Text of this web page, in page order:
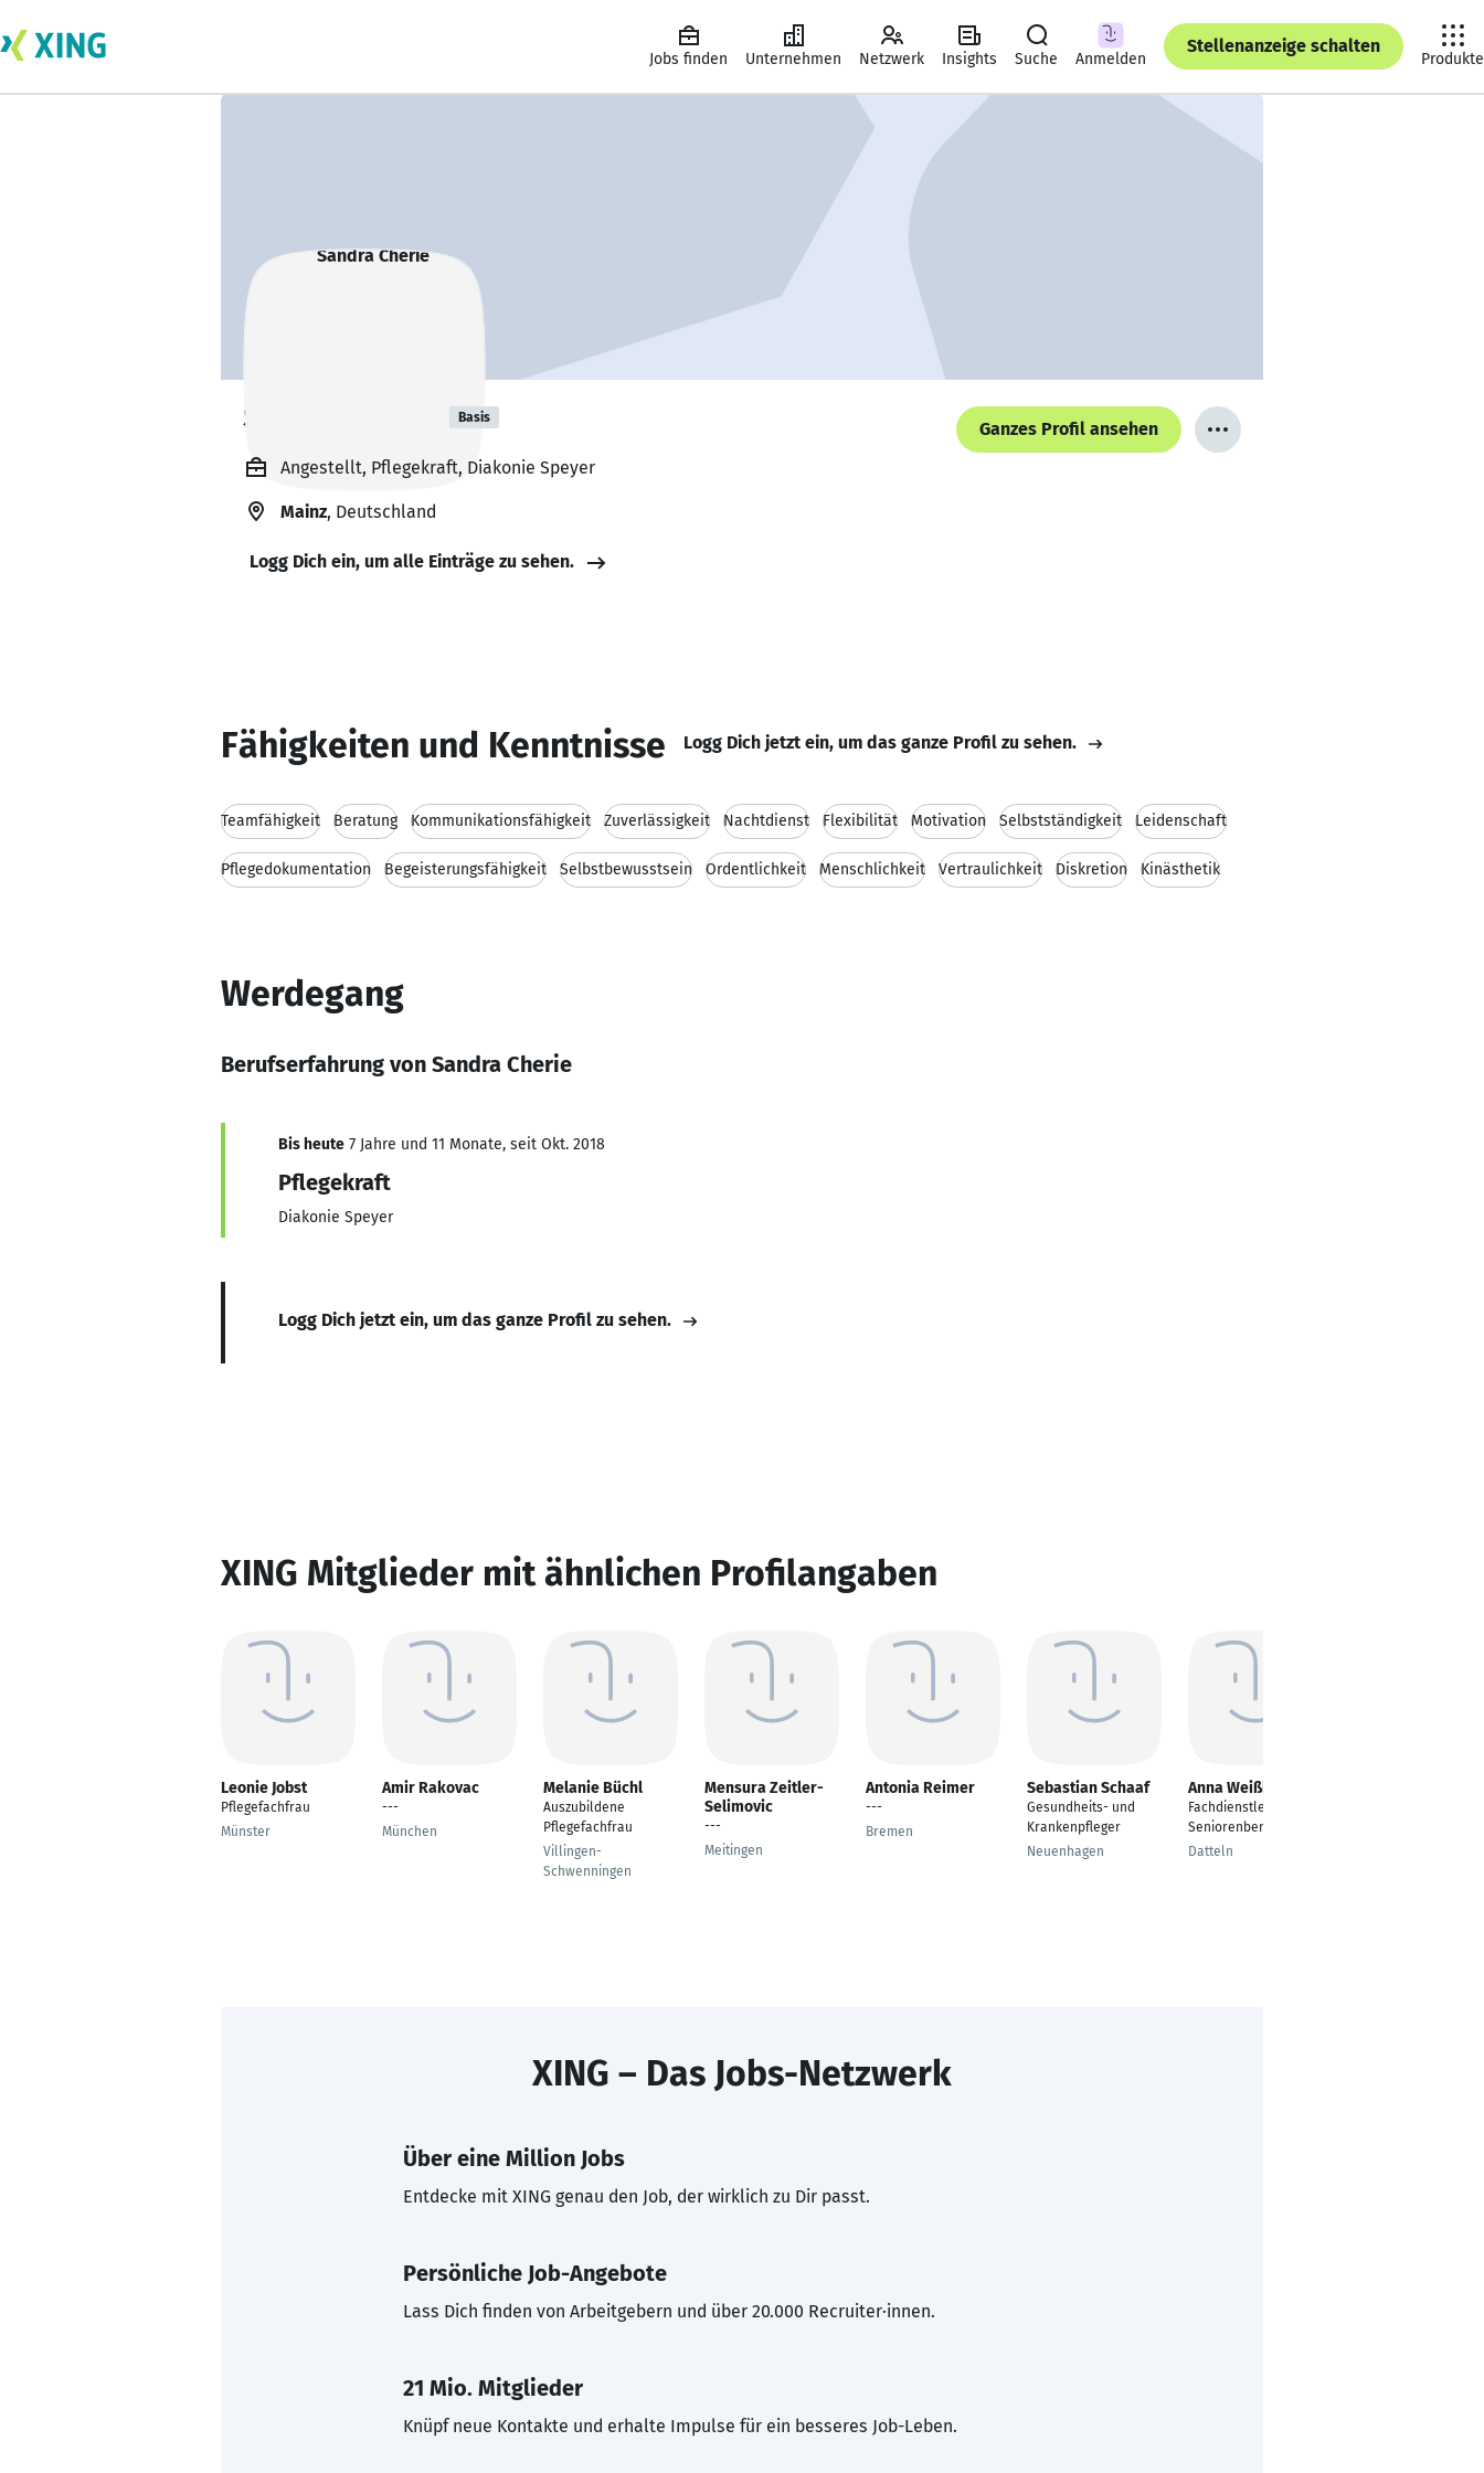
Jobs finden Unternehmen Netzwerk Insights Suche Anmelden
Stellenanzeige schalten
Produkte
Sandra Cherie Basis
Ganzes Profil ansehen
Angestellt, Pflegekraft, Diakonie Speyer
Mainz, Deutschland
Logg Dich ein, um alle Einträge zu sehen.
Fähigkeiten und Kenntnisse Logg Dich jetzt ein, um das ganze Profil zu sehen.
Teamfähigkeit Beratung Kommunikationsfähigkeit Zuverlässigkeit Nachtdienst Flexibilität Motivation Selbstständigkeit Leidenschaft
Pflegedokumentation Begeisterungsfähigkeit Selbstbewusstsein Ordentlichkeit Menschlichkeit Vertraulichkeit Diskretion Kinästhetik
Werdegang
Berufserfahrung von Sandra Cherie
Bis heute 7 Jahre und 11 Monate, seit Okt. 2018
Pflegekraft
Diakonie Speyer
Logg Dich jetzt ein, um das ganze Profil zu sehen.
XING Mitglieder mit ähnlichen Profilangaben
Leonie Jobst
Pflegefachfrau
Münster
Amir Rakovac
---
München
Melanie Büchl
Auszubildene
Pflegefachfrau
Villingen-
Schwenningen
Mensura Zeitler-
Selimovic
---
Meitingen
Antonia Reimer
---
Bremen
Sebastian Schaaf
Gesundheits- und
Krankenpfleger
Neuenhagen
Anna Weißbrot
Fachdienstleitung
Seniorenberatung
Datteln
XING – Das Jobs-Netzwerk
Über eine Million Jobs
Entdecke mit XING genau den Job, der wirklich zu Dir passt.
Persönliche Job-Angebote
Lass Dich finden von Arbeitgebern und über 20.000 Recruiter·innen.
21 Mio. Mitglieder
Knüpf neue Kontakte und erhalte Impulse für ein besseres Job-Leben.